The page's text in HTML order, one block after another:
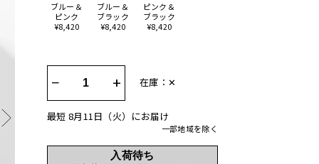
ブルー＆
ピンク
¥8,420
ブルー＆
ブラック
¥8,420
ピンク＆
ブラック
¥8,420
− + 在庫：✕
最短 8月11日（火）にお届け
一部地域を除く
入荷待ち